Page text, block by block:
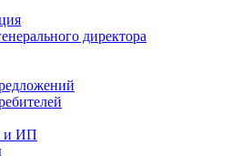
директора
и ИП